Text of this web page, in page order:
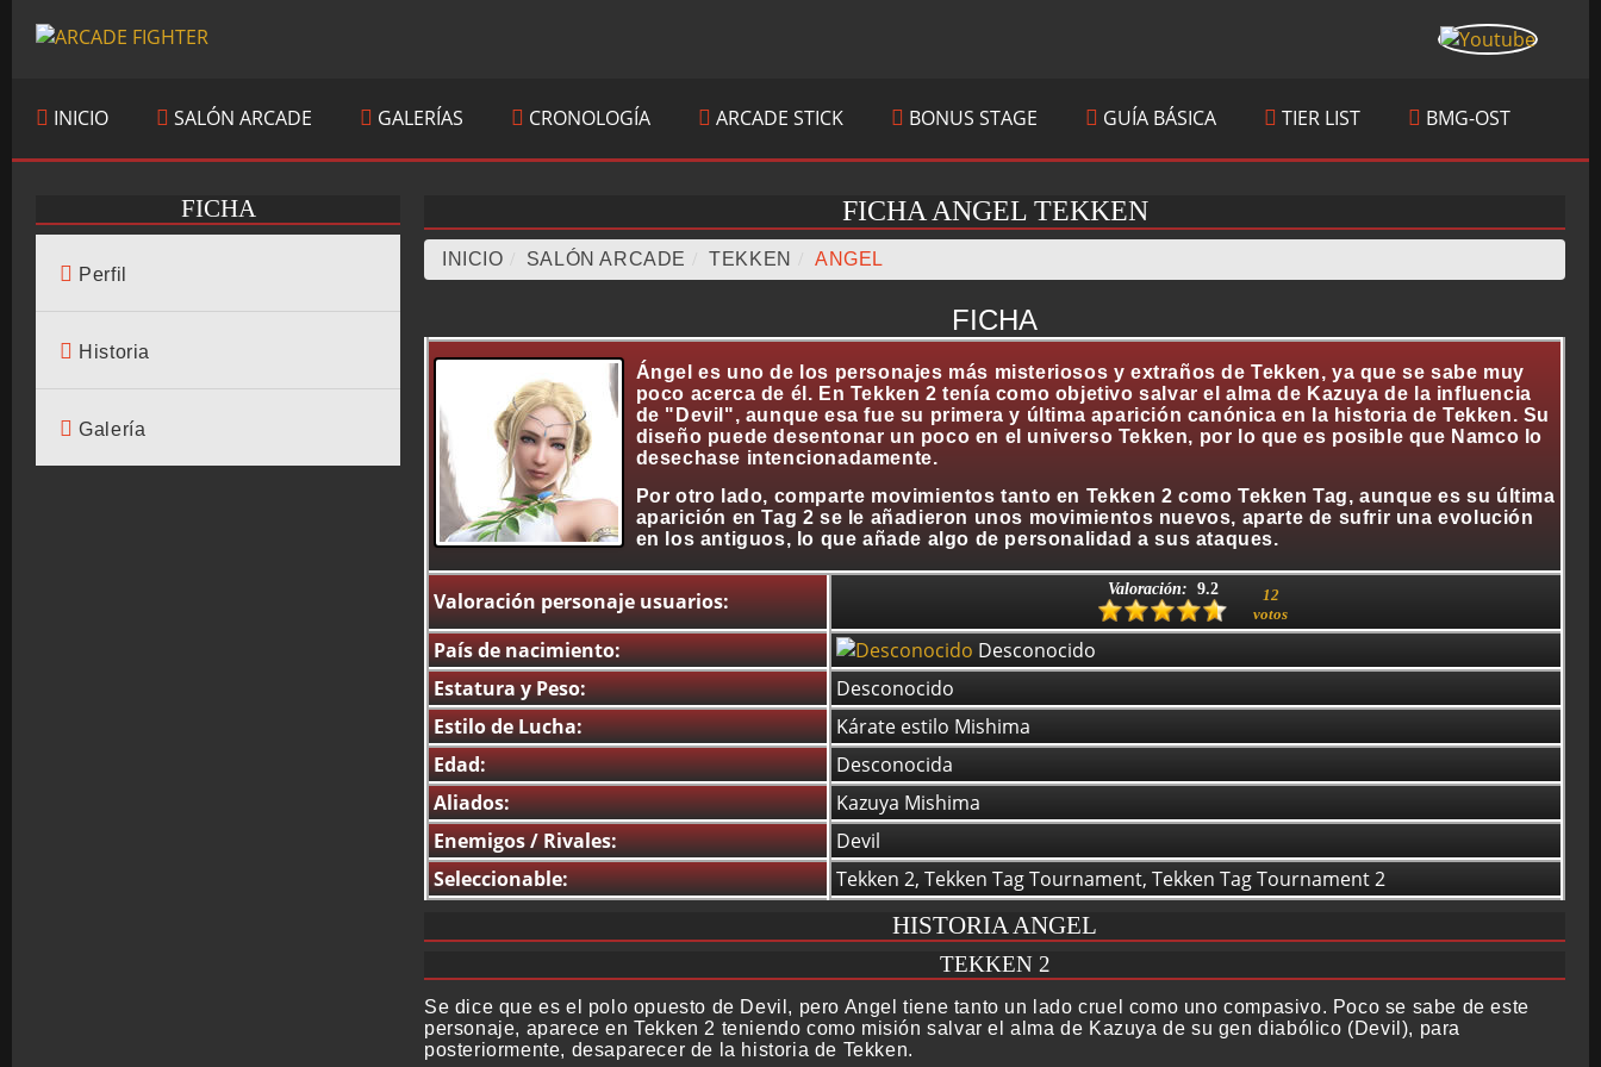
INICIO SALÓN ARCADE GALERÍAS CRONOLOGÍA ARCADE STICK BONUS STAGE GUÍA BÁSICA TIER LIST BMG-OST
FICHA
Perfil
Historia
Galería
FICHA ANGEL TEKKEN
INICIO SALÓN ARCADE TEKKEN ANGEL
FICHA
Ángel es uno de los personajes más misteriosos y extraños de Tekken, ya que se sabe muy
poco acerca de él. En Tekken 2 tenía como objetivo salvar el alma de Kazuya de la influencia
de "Devil", aunque esa fue su primera y última aparición canónica en la historia de Tekken. Su
diseño puede desentonar un poco en el universo Tekken, por lo que es posible que Namco lo
desechase intencionadamente.
Por otro lado, comparte movimientos tanto en Tekken 2 como Tekken Tag, aunque es su última
aparición en Tag 2 se le añadieron unos movimientos nuevos, aparte de sufrir una evolución
en los antiguos, lo que añade algo de personalidad a sus ataques.
Valoración personaje usuarios: Valoración: 9.2
12
votos
País de nacimiento:
Desconocido
Estatura y Peso:
Desconocido
Estilo de Lucha:
Kárate estilo Mishima
Edad:
Desconocida
Aliados:
Kazuya Mishima
Enemigos / Rivales:
Devil
Seleccionable:
Tekken 2, Tekken Tag Tournament, Tekken Tag Tournament 2
HISTORIA ANGEL
TEKKEN 2
Se dice que es el polo opuesto de Devil, pero Angel tiene tanto un lado cruel como uno compasivo. Poco se sabe de este
personaje, aparece en Tekken 2 teniendo como misión salvar el alma de Kazuya de su gen diabólico (Devil), para
posteriormente, desaparecer de la historia de Tekken.